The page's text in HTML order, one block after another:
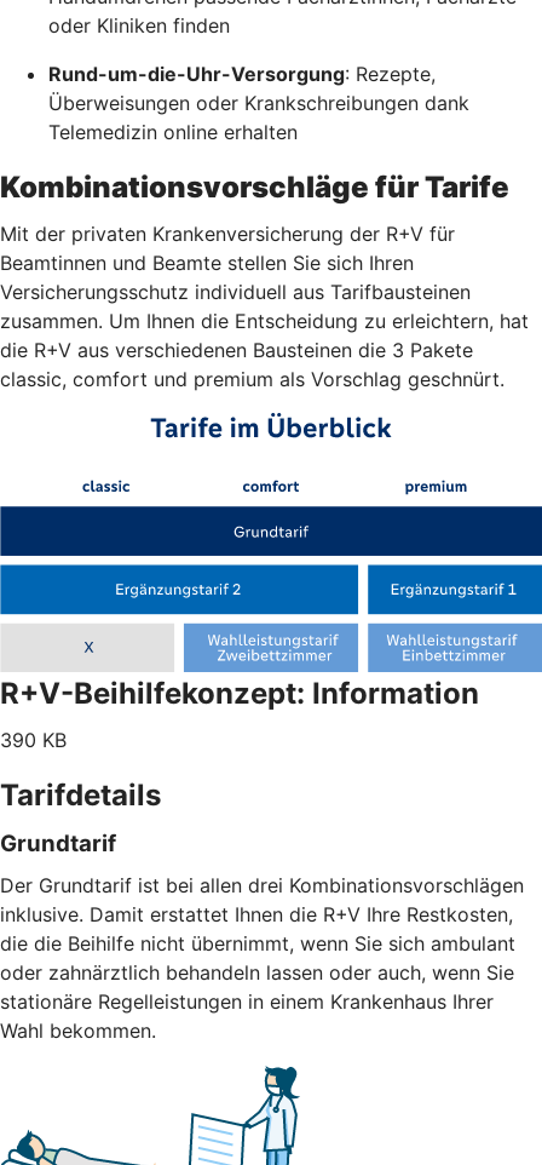
oder Kliniken finden
Rund-um-die-Uhr-Versorgung: Rezepte,
Überweisungen oder Krankschreibungen dank
Telemedizin online erhalten
Kombinationsvorschläge für Tarife
Mit der privaten Krankenversicherung der R+V für
Beamtinnen und Beamte stellen Sie sich Ihren
Versicherungsschutz individuell aus Tarifbausteinen
zusammen. Um Ihnen die Entscheidung zu erleichtern, hat
die R+V aus verschiedenen Bausteinen die 3 Pakete
classic, comfort und premium als Vorschlag geschnürt.
R+V-Beihilfekonzept: Information
390 KB
Tarifdetails
Grundtarif
Der Grundtarif ist bei allen drei Kombinationsvorschlägen
inklusive. Damit erstattet Ihnen die R+V Ihre Restkosten,
die die Beihilfe nicht übernimmt, wenn Sie sich ambulant
oder zahnärztlich behandeln lassen oder auch, wenn Sie
stationäre Regelleistungen in einem Krankenhaus Ihrer
Wahl bekommen.